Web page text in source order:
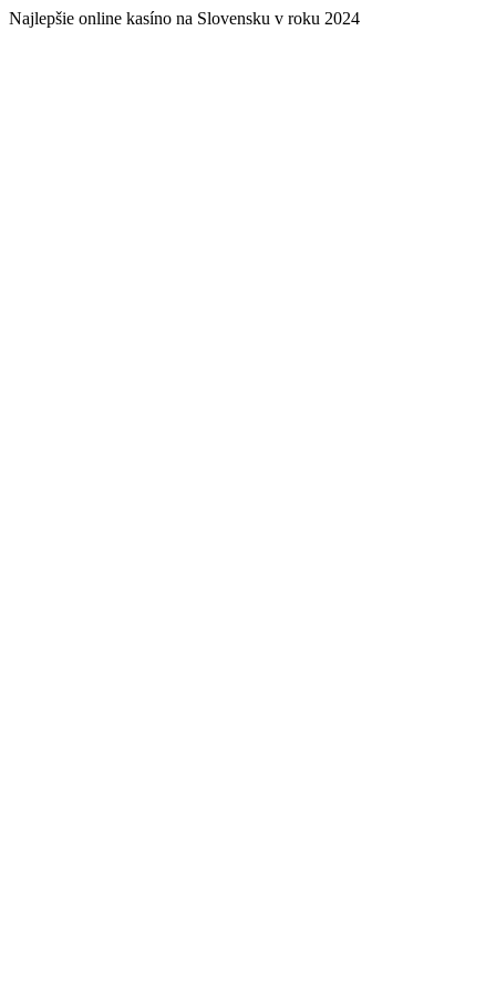
Najlepšie online kasíno na Slovensku v roku 2024